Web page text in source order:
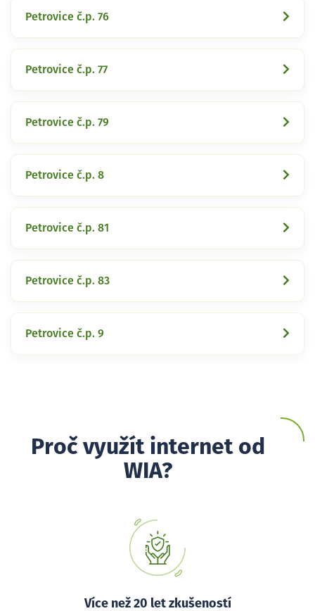
Petrovice č.p. 76
Petrovice č.p. 77
Petrovice č.p. 79
Petrovice č.p. 8
Petrovice č.p. 81
Petrovice č.p. 83
Petrovice č.p. 9
Proč využít internet od
WIA?
Více než 20 let zkušeností